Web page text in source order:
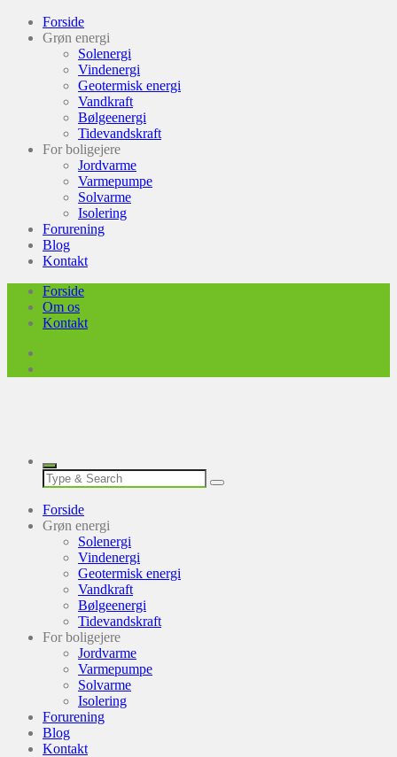
Forside
Grøn energi
Solenergi
Vindenergi
Geotermisk energi
Vandkraft
Bølgeenergi
Tidevandskraft
For boligejere
Jordvarme
Varmepumpe
Solvarme
Isolering
Forurening
Blog
Kontakt
Forside
Om os
Kontakt
Forside
Grøn energi
Solenergi
Vindenergi
Geotermisk energi
Vandkraft
Bølgeenergi
Tidevandskraft
For boligejere
Jordvarme
Varmepumpe
Solvarme
Isolering
Forurening
Blog
Kontakt